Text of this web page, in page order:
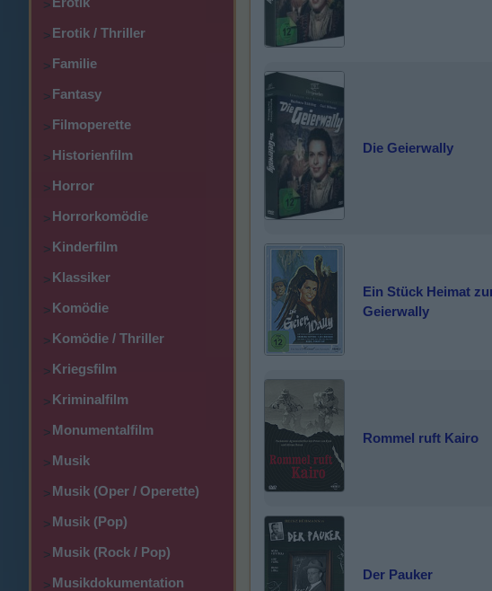
>
>Erotik / Thriller
>Familie
>Fantasy
>Filmoperette
>Historienfilm
>Horror
>Horrorkomödie
>Kinderfilm
>Klassiker
>Komödie
>Komödie / Thriller
>Kriegsfilm
>Kriminalfilm
>Monumentalfilm
>Musik
>Musik (Oper / Operette)
>Musik (Pop)
>Musik (Rock / Pop)
>Musikdokumentation
Die Geierwally
Ein Stück Heimat
Geierwally
Rommel ruft Kairo
Der Pauker